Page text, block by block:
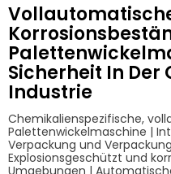
Sicherheit In Der
Industrie
Chemikalienspezifische,
Palettenwickelmaschine |
Verpackung und Verpackung
Explosionsgeschützt und
Umgebungen |